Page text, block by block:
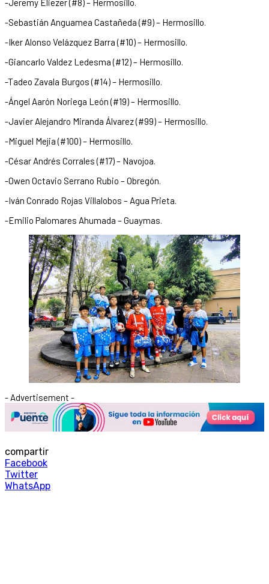
-Jeremy Eliezer (#8) – Hermosillo.
-Sebastián Anguamea Castañeda (#9) – Hermosillo.
-Iker Alonso Velázquez Barra (#10) – Hermosillo.
-Giancarlo Valdez Ledesma (#12) – Hermosillo.
-Tadeo Zavala Burgos (#14) – Hermosillo.
-Ángel Aarón Noriega León (#19) – Hermosillo.
-Javier Alejandro Miranda Álvarez (#99) – Hermosillo.
-Miguel Mejia (#100) – Hermosillo.
-César Andrés Corrales (#17) – Navojoa.
-Owen Octavio Serrano Rubio – Obregón.
-Iván Conrado Rojas Villalobos – Agua Prieta.
-Emilio Palomares Ahumada – Guaymas.
- Advertisement -
compartir
Facebook
Twitter
WhatsApp